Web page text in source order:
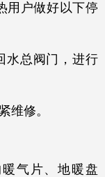
用户做好以下停
水总阀门，进行
维修。
气片、地暖盘